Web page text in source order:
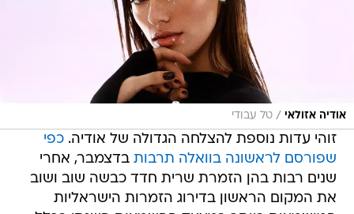
אודיה אזולאי / טל עבודי
זוהי עדות נוספת להצלחה הגדולה של אודיה.כפי
שפורסם לראשונה בוואלה תרבות בדצמבר, אחרי
שנים רבות בהן הזמרת שרית חדד כבשה שוב ושוב
את המקום הראשון בדירוג הזמרות הישראליות